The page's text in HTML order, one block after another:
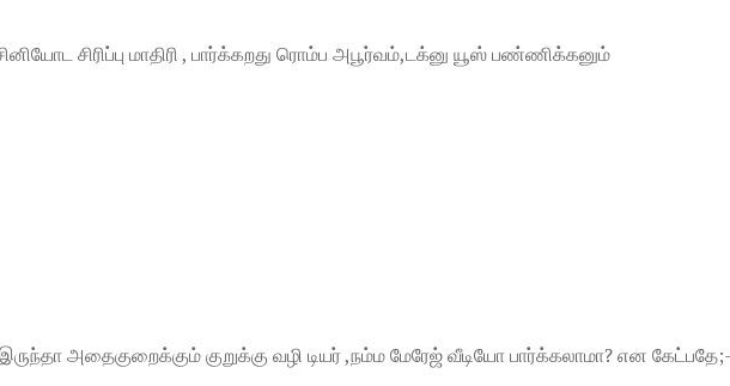
சிரிப்பு மாதிரி , பார்க்கறது ரொம்ப அபூர்வம்,டக்னு யூஸ் பண்ணிக்கனும்
அதைகுறைக்கும் குறுக்கு வழி டியர் ,நம்ம மேரேஜ் வீடியோ பார்க்கலாமா? என